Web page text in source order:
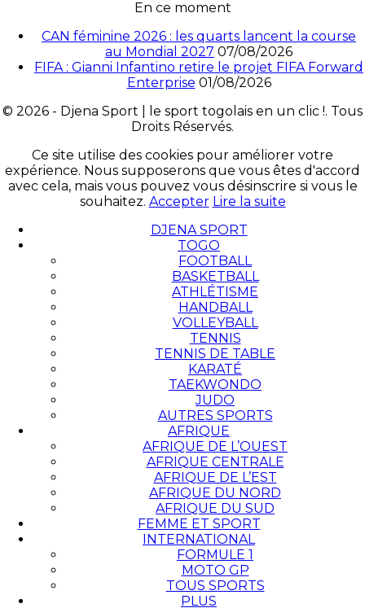
En ce moment
CAN féminine 2026 : les quarts lancent la course
au Mondial 2027 07/08/2026
FIFA : Gianni Infantino retire le projet FIFA Forward
Enterprise 01/08/2026
© 2026 - Djena Sport | le sport togolais en un clic !. Tous
Droits Réservés.
Ce site utilise des cookies pour améliorer votre
expérience. Nous supposerons que vous êtes d'accord
avec cela, mais vous pouvez vous désinscrire si vous le
souhaitez. Accepter Lire la suite
DJENA SPORT
TOGO
FOOTBALL
BASKETBALL
ATHLÉTISME
HANDBALL
VOLLEYBALL
TENNIS
TENNIS DE TABLE
KARATÉ
TAEKWONDO
JUDO
AUTRES SPORTS
AFRIQUE
AFRIQUE DE L’OUEST
AFRIQUE CENTRALE
AFRIQUE DE L’EST
AFRIQUE DU NORD
AFRIQUE DU SUD
FEMME ET SPORT
INTERNATIONAL
FORMULE 1
MOTO GP
TOUS SPORTS
PLUS